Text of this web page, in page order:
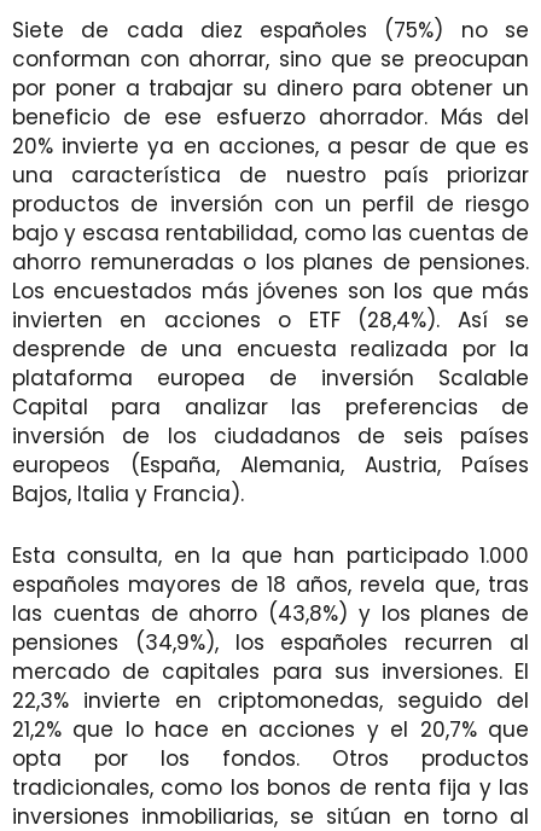
Siete de cada diez españoles (75%) no se
conforman con ahorrar, sino que se preocupan
por poner a trabajar su dinero para obtener un
beneficio de ese esfuerzo ahorrador. Más del
20% invierte ya en acciones, a pesar de que es
una característica de nuestro país priorizar
productos de inversión con un perfil de riesgo
bajo y escasa rentabilidad, como las cuentas de
ahorro remuneradas o los planes de pensiones.
Los encuestados más jóvenes son los que más
invierten en acciones o ETF (28,4%). Así se
desprende de una encuesta realizada por la
plataforma europea de inversión Scalable
Capital para analizar las preferencias de
inversión de los ciudadanos de seis países
europeos (España, Alemania, Austria, Países
Bajos, Italia y Francia).
Esta consulta, en la que han participado 1.000
españoles mayores de 18 años, revela que, tras
las cuentas de ahorro (43,8%) y los planes de
pensiones (34,9%), los españoles recurren al
mercado de capitales para sus inversiones. El
22,3% invierte en criptomonedas, seguido del
21,2% que lo hace en acciones y el 20,7% que
opta por los fondos. Otros productos
tradicionales, como los bonos de renta fija y las
inversiones inmobiliarias, se sitúan en torno al